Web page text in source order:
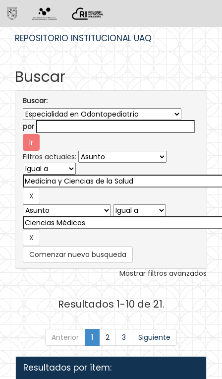
REPOSITORIO INSTITUCIONAL UAQ
Buscar
Buscar:
por
Filtros actuales:
Comenzar nueva busqueda
Mostrar filtros avanzados
Resultados 1-10 de 21.
Anterior 1 2 3 Siguiente
Resultados por ítem: